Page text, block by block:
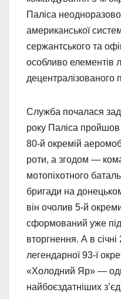
Паліса
американської
сержантського та
особливо елементів
децентралізованого
Служба почалася
року Паліса пройшов
80-й окремій
роти, а згодом —
мотопіхотного
бригади на
він очолив 5-й
сформований уже
вторгнення. А в
легендарної 93-ї
«Холодний Яр» —
найбоєздатніших